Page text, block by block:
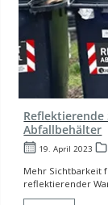
Abfallbehälter
19. April 2023
Mehr Sichtbarkeit
reflektierender